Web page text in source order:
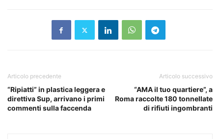
Articolo precedente
“Ripiatti” in plastica leggera e
direttiva Sup, arrivano i primi
commenti sulla faccenda
Articolo successivo
“AMA il tuo quartiere”, a
Roma raccolte 180 tonnellate
di rifiuti ingombranti